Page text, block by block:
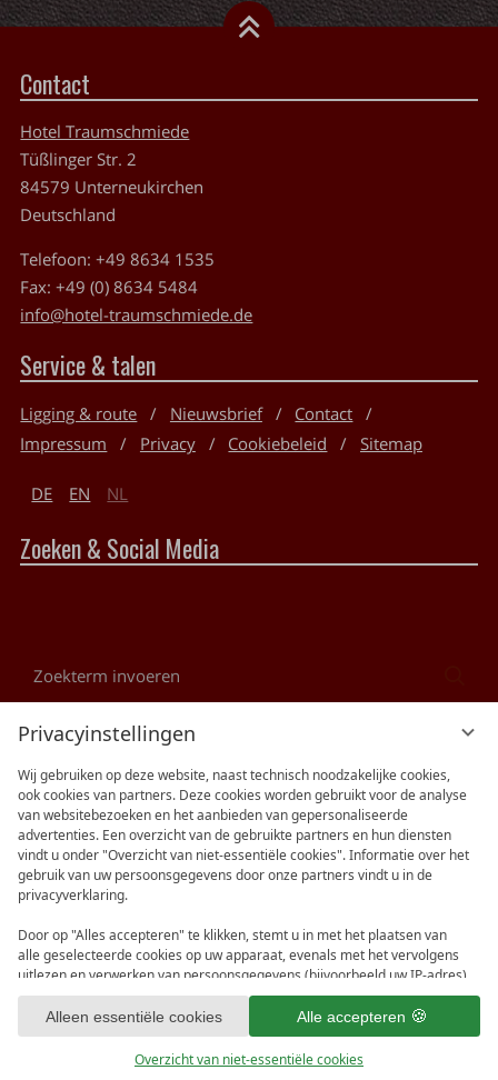
Privacyinstellingen
Wij gebruiken op deze website, naast technisch noodzakelijke cookies,
ook cookies van partners. Deze cookies worden gebruikt voor de analyse
van websitebezoeken en het aanbieden van gepersonaliseerde
advertenties. Een overzicht van de gebruikte partners en hun diensten
vindt u onder "Overzicht van niet-essentiële cookies". Informatie over het
gebruik van uw persoonsgegevens door onze partners vindt u in de
privacyverklaring.
Door op "Alles accepteren" te klikken, stemt u in met het plaatsen van
alle geselecteerde cookies op uw apparaat, evenals met het vervolgens
uitlezen en verwerken van persoonsgegevens (bijvoorbeeld uw IP-adres)
door ons en onze partners. Als u hiermee niet akkoord gaat, klik dan op
"Alleen essentiële cookies". U kunt een individuele selectie maken onder
"Overzicht van niet-essentiële cookies". U kunt uw keuzes op elk moment
bekijken en aanpassen in de voettekst van deze website of in de
Alle accepteren
Alleen essentiële cookies
Overzicht van niet-essentiële cookies
Contact
Hotel Traumschmiede
Tüßlinger Str. 2
84579 Unterneukirchen
Deutschland
Telefoon:+49 8634 1535
Fax:+49 (0) 8634 5484
info@hotel-traumschmiede.de
Service & talen
Ligging & route Nieuwsbrief
Contact
Impressum
Privacy Cookiebeleid Sitemap
DE EN NL
Zoeken & Social Media
Zoekterm
Beoordelingen